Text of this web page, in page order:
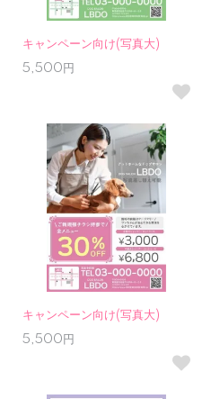
キャンペーン向け(写真大)
5,500円
キャンペーン向け(写真大)
5,500円